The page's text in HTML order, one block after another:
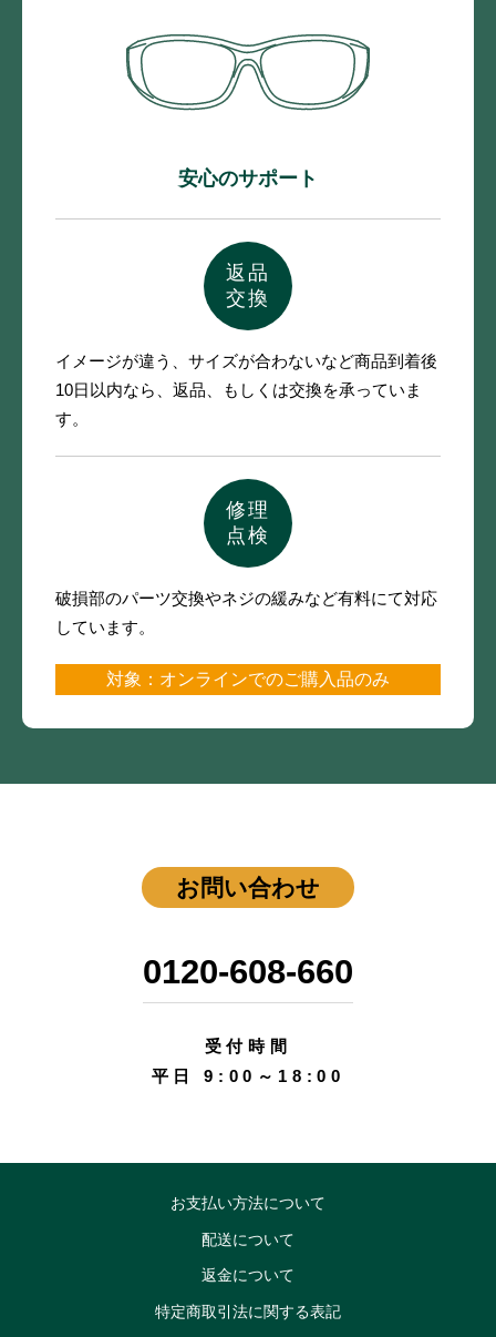
安心のサポート
返品
交換
イメージが違う、サイズが合わないなど商品到着後
10日以内なら、 返品、もしくは交換を承っていま
す。
修理
点検
破損部のパーツ交換やネジの緩みなど有料にて対応
しています。
対象：オンラインでのご購入品のみ
お問い合わせ
0120-608-660
受付時間
平日 9:00～18:00
お支払い方法について
配送について
返金について
特定商取引法に関する表記